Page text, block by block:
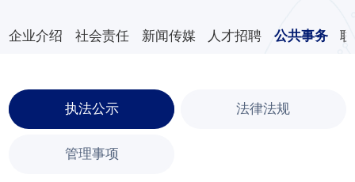
企业介绍 社会责任 新闻传媒 人才招聘 公共事务
执法公示 法律法规
管理事项